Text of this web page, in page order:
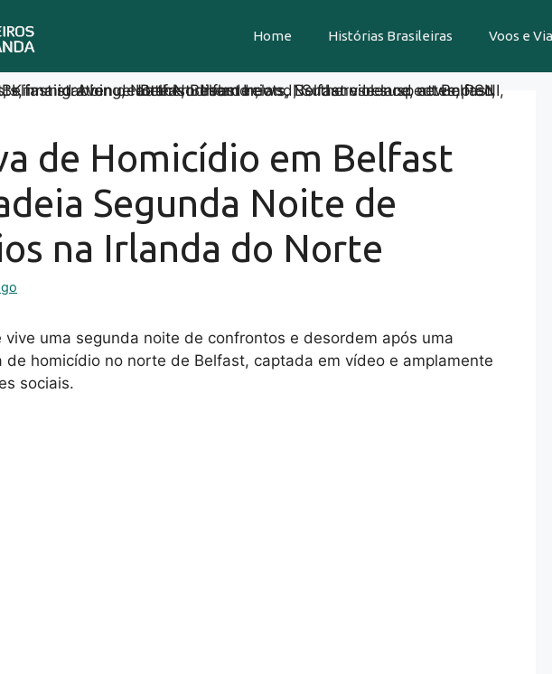
Home Histórias Brasileiras Voos e
de Homicídio em Belfast
Segunda Noite de
na Irlanda do Norte
uma segunda noite de confrontos e desordem após uma
de homicídio no norte de Belfast, captada em vídeo e amplamente
sociais.